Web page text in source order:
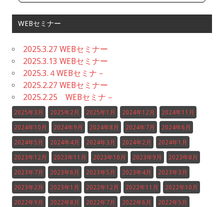
WEBセミナー
2025.3.27 WEBセミナー
2025.3.13 WEBセミナー
2025.3.４WEBセミナ－
2025.2.27 WEBセミナー
2025.2.25 WEBセミナ－
2025年3月 2025年2月 2025年1月 2024年12月 2024年11月
2024年10月 2024年9月 2024年8月 2024年7月 2024年6月
2024年5月 2024年4月 2024年3月 2024年2月 2024年1月
2023年12月 2023年11月 2023年10月 2023年9月 2023年8月
2023年7月 2023年6月 2023年5月 2023年4月 2023年3月
2023年2月 2023年1月 2022年12月 2022年11月 2022年10月
2022年9月 2022年8月 2022年7月 2022年6月 2022年5月